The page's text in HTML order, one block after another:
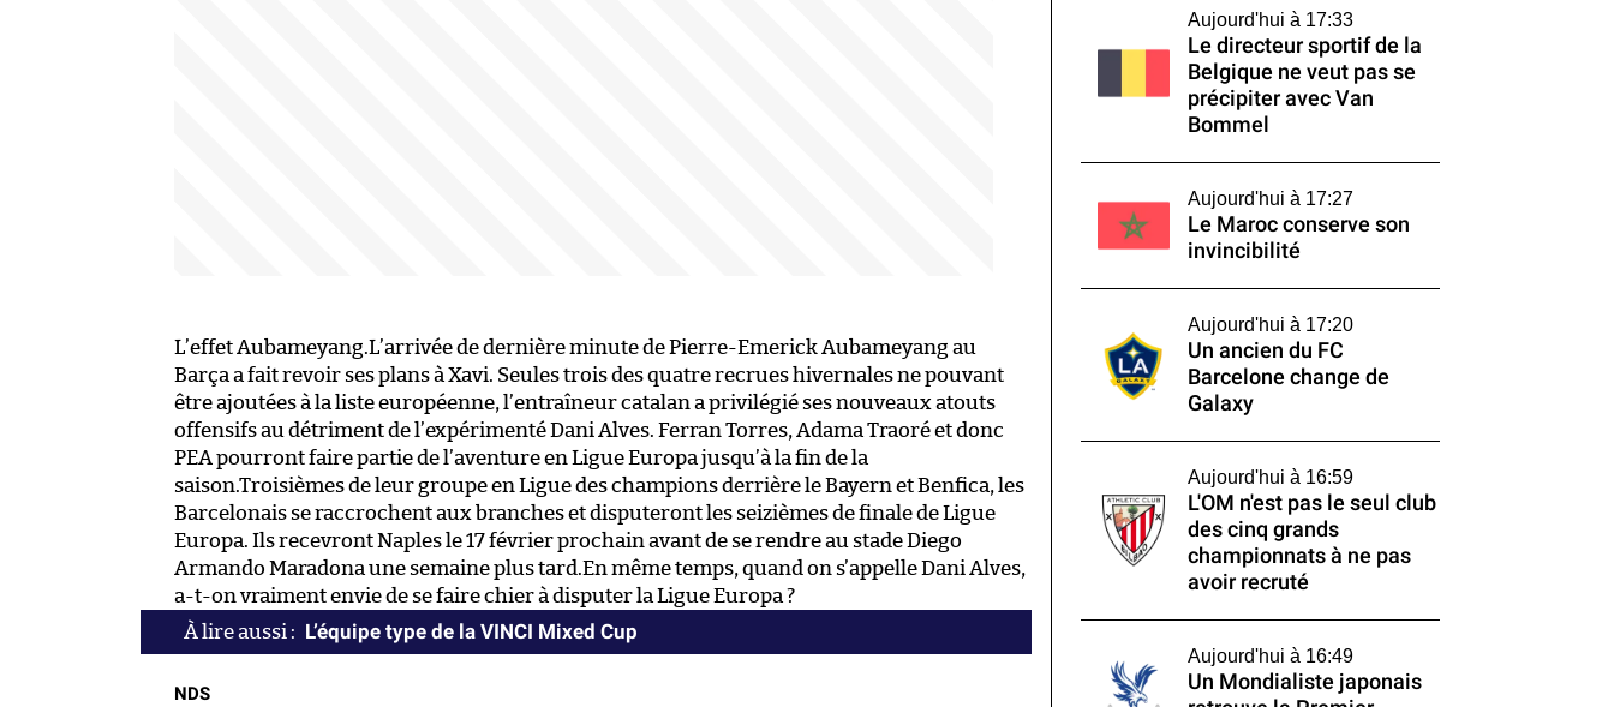
L’effet Aubameyang.L’arrivée de dernière minute de Pierre-Emerick Aubameyang au
Barça a fait revoir ses plans à Xavi. Seules trois des quatre recrues hivernales ne pouvant
être ajoutées à la liste européenne, l’entraîneur catalan a privilégié ses nouveaux atouts
offensifs au détriment de l’expérimenté Dani Alves. Ferran Torres, Adama Traoré et donc
PEA pourront faire partie de l’aventure en Ligue Europa jusqu’à la fin de la
saison.Troisièmes de leur groupe en Ligue des champions derrière le Bayern et Benfica, les
Barcelonais se raccrochent aux branches et disputeront les seizièmes de finale de Ligue
Europa. Ils recevront Naples le 17 février prochain avant de se rendre au stade Diego
Armando Maradona une semaine plus tard.En même temps, quand on s’appelle Dani Alves,
a-t-on vraiment envie de se faire chier à disputer la Ligue Europa ?
L’équipe type de la VINCI Mixed Cup
NDS
Aujourd'hui à 17:33
Le directeur sportif de la
Belgique ne veut pas se
précipiter avec Van
Bommel
Aujourd'hui à 17:27
Le Maroc conserve son
invincibilité
Aujourd'hui à 17:20
Un ancien du FC
Barcelone change de
Galaxy
Aujourd'hui à 16:59
L'OM n'est pas le seul club
des cinq grands
championnats à ne pas
avoir recruté
Aujourd'hui à 16:49
Un Mondialiste japonais